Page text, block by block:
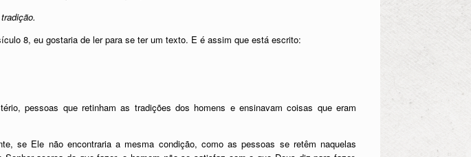
8, eu gostaria de ler para se ter um texto. E é assim que está escrito:
pessoas que retinham as tradições dos homens e ensinavam coisas que eram
se Ele não encontraria a mesma condição, como as pessoas se retêm naquelas